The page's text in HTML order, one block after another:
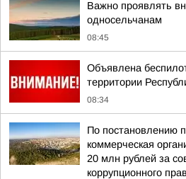
Важно проявлять
односельчанам
08:45
Объявлена
территории
08:34
По постановлению
коммерческая
20 млн рублей за
коррупционного